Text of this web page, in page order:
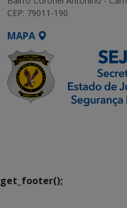
CEP: 79011-190
MAPA
get_footer();